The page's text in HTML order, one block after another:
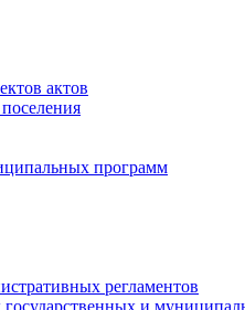
актов
программ
регламентов
и